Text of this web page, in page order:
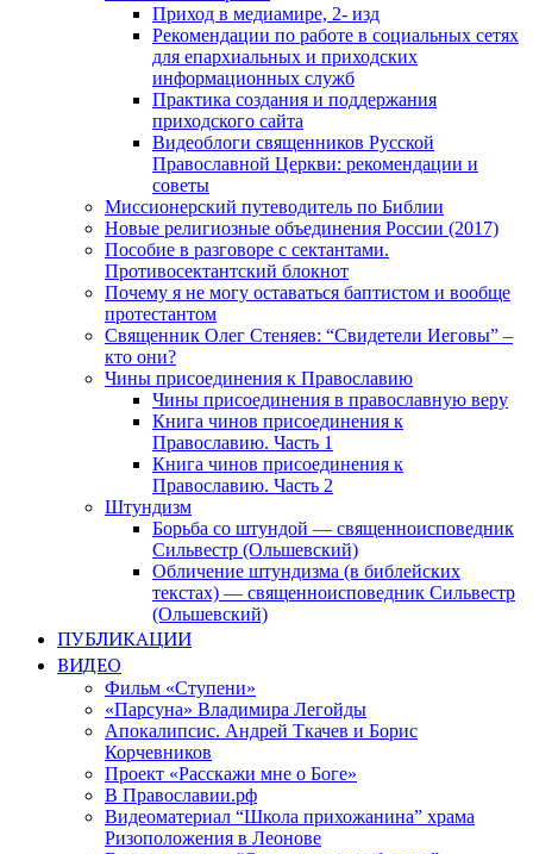
Приход в медиамире, 2- изд
Рекомендации по работе в социальных сетях
для епархиальных и приходских
информационных служб
Практика создания и поддержания
приходского сайта
Видеоблоги священников Русской
Православной Церкви: рекомендации и
советы
Миссионерский путеводитель по Библии
Новые религиозные объединения России (2017)
Пособие в разговоре с сектантами.
Противосектантский блокнот
Почему я не могу оставаться баптистом и вообще
протестантом
Священник Олег Стеняев: “Свидетели Иеговы” –
кто они?
Чины присоединения к Православию
Чины присоединения в православную веру
Книга чинов присоединения к
Православию. Часть 1
Книга чинов присоединения к
Православию. Часть 2
Штундизм
Борьба со штундой — священноисповедник
Сильвестр (Ольшевский)
Обличение штундизма (в библейских
текстах) — священноисповедник Сильвестр
(Ольшевский)
ПУБЛИКАЦИИ
ВИДЕО
Фильм «Ступени»
«Парсуна» Владимира Легойды
Апокалипсис. Андрей Ткачев и Борис
Корчевников
Проект «Расскажи мне о Боге»
В Православии.рф
Видеоматериал “Школа прихожанина” храма
Ризоположения в Леонове